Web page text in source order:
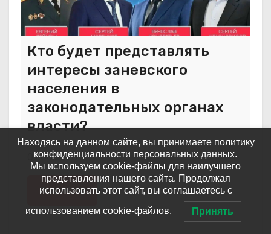
Кто будет представлять
интересы заневского
населения в
законодательных органах
власти?
02.06.2026
Подробнее
Находясь на данном сайте, вы принимаете политику
конфиденциальности персональных данных.
Мы используем cookie-файлы для наилучшего
представления нашего сайта. Продолжая
использовать этот сайт, вы соглашаетесь с
использованием cookie-файлов. Принять